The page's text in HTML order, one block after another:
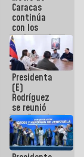
Caracas
continúa
con los
trabajos de
mantenimiento
e inspección
en la Línea 2
Presidenta
(E)
Rodríguez
se reunió
con Estado
Mayor
Eléctrico
para